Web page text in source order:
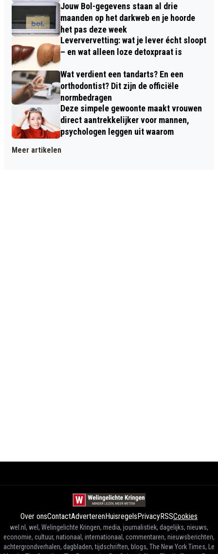
Jouw Bol-gegevens staan al drie
maanden op het darkweb en je hoorde
het pas deze week
Leververvetting: wat je lever écht sloopt
– en wat alleen loze detoxpraat is
Wat verdient een tandarts? En een
orthodontist? Dit zijn de officiële
normbedragen
Deze simpele gewoonte maakt vrouwen
direct aantrekkelijker voor mannen,
psychologen leggen uit waarom
Meer artikelen
Over onsContactAdverterenHuisregelsPrivacyRSSCookies
wel.nl, wel, Welingelichte Kringen, media, journalistiek, dagelijks, nieuws,
economie, cultuur, nationaal, internationaal, commentaren, nieuwsberichten,
achtergrondverhalen, dagbladen, tijdschriften, blogs, The New York Times, Le